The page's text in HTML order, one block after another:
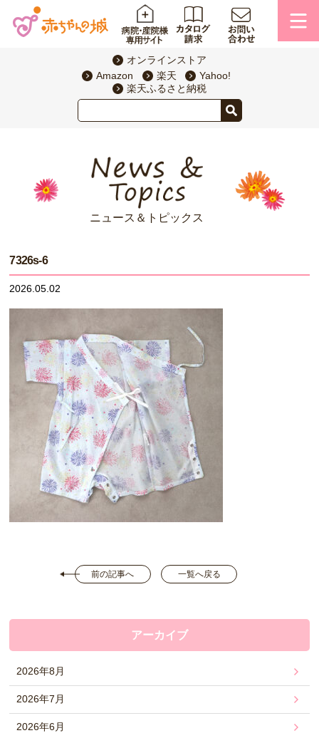
オンラインストア
Amazon
楽天
Yahoo!
楽天ふるさと納税
ニュース＆トピックス
7326s-6
2026.05.02
前の記事へ 一覧へ戻る
アーカイブ
2026年8月
2026年7月
2026年6月